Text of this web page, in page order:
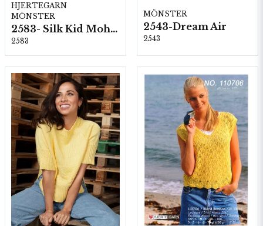
HJERTEGARN
MÖNSTER
2583- Silk Kid Mohair
2583
MÖNSTER
2543-Dream Air
2543